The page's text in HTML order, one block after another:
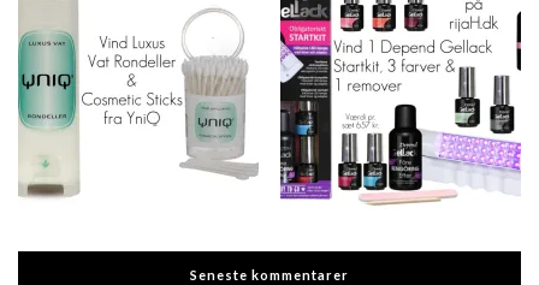
Seneste kommentarer